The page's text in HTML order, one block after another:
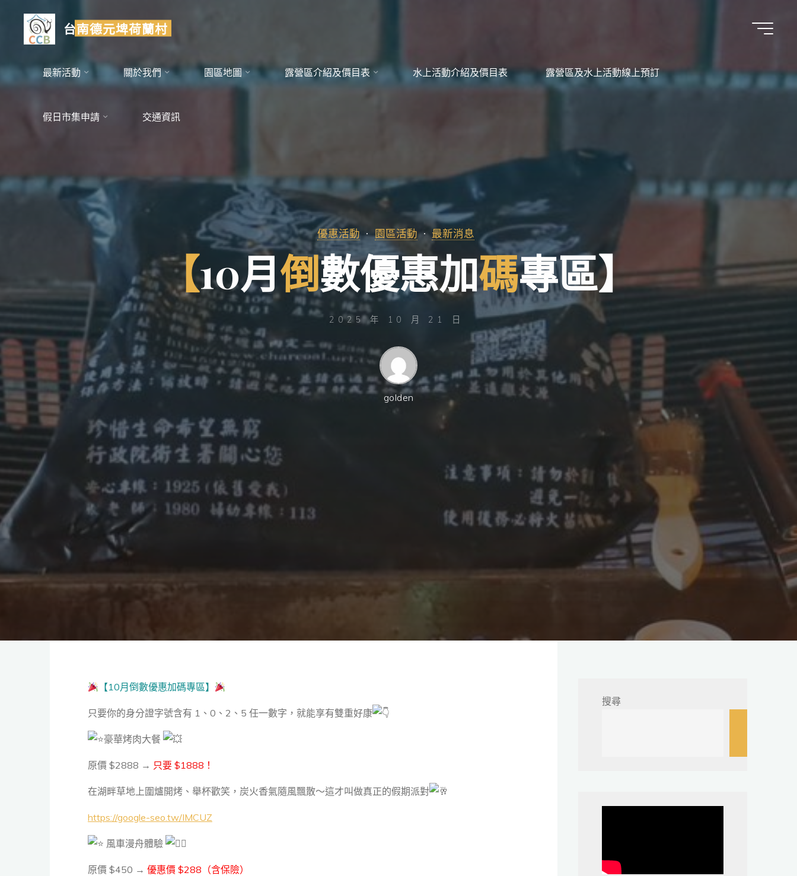
content
台南德元埤荷蘭村
最新活動 關於我們 園區地圖 露營區介紹及價目表 水上活動介紹及價目表 露營區及水上活動線上預訂
假日市集申請 交通資訊
優惠活動 園區活動 最新消息
【10月
月倒數
數優惠加碼專區】
】
2025 年 10 月 21 日
golden
【10月倒數優惠加碼專區】
只要你的身分證字號含有 1、0、2、5 任一數字，就能享有雙重好康
豪華烤肉大餐
原價 $2888 → 只要 $1888！
在湖畔草地上圍爐開烤、舉杯歡笑，炭火香氣隨風飄散～這才叫做真正的假期派對
https://google-seo.tw/IMCUZ
風車漫舟體驗
原價 $450 → 優惠價 $288（含保險）
搜尋